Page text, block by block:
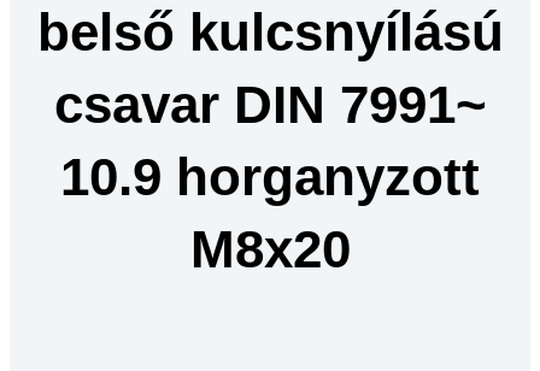
belső kulcsnyílású
csavar DIN 7991~
10.9 horganyzott
M8x20